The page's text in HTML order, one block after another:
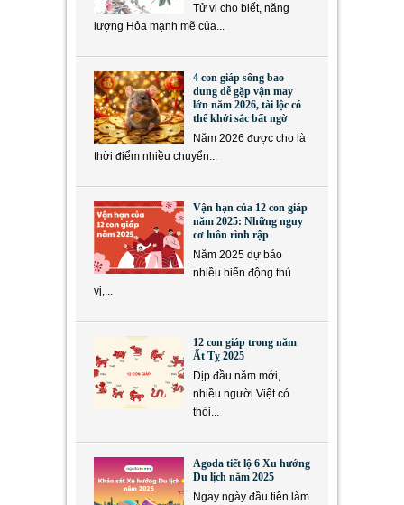
Tử vi cho biết, năng
lượng Hỏa mạnh mẽ của...
4 con giáp sống bao
dung dễ gặp vận may
lớn năm 2026, tài lộc có
thể khởi sắc bất ngờ
Năm 2026 được cho là
thời điểm nhiều chuyển...
Vận hạn của 12 con giáp
năm 2025: Những nguy
cơ luôn rình rập
Năm 2025 dự báo
nhiều biến động thú
vị,...
12 con giáp trong năm
Ất Tỵ 2025
Dịp đầu năm mới,
nhiều người Việt có
thói...
Agoda tiết lộ 6 Xu hướng
Du lịch năm 2025
Ngay ngày đầu tiên làm